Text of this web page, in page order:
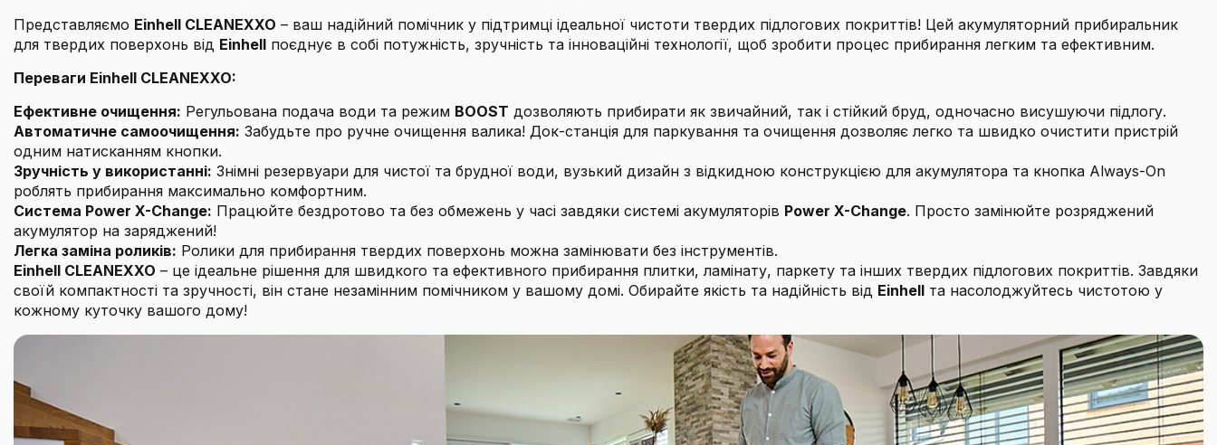
Представляємо Einhell CLEANEXXO – ваш надійний помічник у підтримці ідеальної чистоти твердих підлогових покриттів! Цей акумуляторний прибиральник
для твердих поверхонь від Einhell поєднує в собі потужність, зручність та інноваційні технології, щоб зробити процес прибирання легким та ефективним.
Переваги Einhell CLEANEXXO:
Ефективне очищення: Регульована подача води та режим BOOST дозволяють прибирати як звичайний, так і стійкий бруд, одночасно висушуючи підлогу.
Автоматичне самоочищення: Забудьте про ручне очищення валика! Док-станція для паркування та очищення дозволяє легко та швидко очистити пристрій
одним натисканням кнопки.
Зручність у використанні: Знімні резервуари для чистої та брудної води, вузький дизайн з відкидною конструкцією для акумулятора та кнопка Always-On
роблять прибирання максимально комфортним.
Система Power X-Change: Працюйте бездротово та без обмежень у часі завдяки системі акумуляторів Power X-Change. Просто замінюйте розряджений
акумулятор на заряджений!
Легка заміна роликів: Ролики для прибирання твердих поверхонь можна замінювати без інструментів.
Einhell CLEANEXXO – це ідеальне рішення для швидкого та ефективного прибирання плитки, ламінату, паркету та інших твердих підлогових покриттів. Завдяки
своїй компактності та зручності, він стане незамінним помічником у вашому домі. Обирайте якість та надійність від Einhell та насолоджуйтесь чистотою у
кожному куточку вашого дому!